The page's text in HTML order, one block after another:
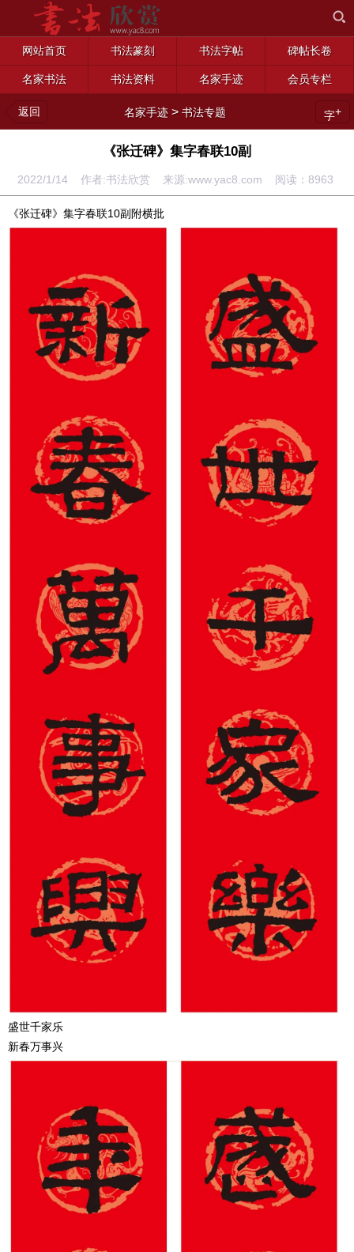
网站首页 书法篆刻 书法字帖 碑帖长卷
名家书法 书法资料 名家手迹 会员专栏
返回 名家手迹 >书法专题 字+
《张迁碑》集字春联10副
2022/1/14 作者:书法欣赏 来源:www.yac8.com 阅读： 8963
《张迁碑》集字春联10副附横批
盛世千家乐
新春万事兴